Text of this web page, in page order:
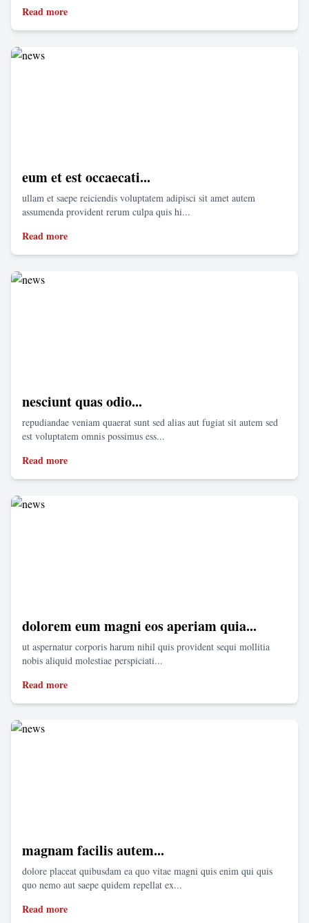
Read more
eum et est occaecati...
ullam et saepe reiciendis voluptatem adipisci sit amet autem
assumenda provident rerum culpa quis hi...
Read more
nesciunt quas odio...
repudiandae veniam quaerat sunt sed alias aut fugiat sit autem sed
est voluptatem omnis possimus ess...
Read more
dolorem eum magni eos aperiam quia...
ut aspernatur corporis harum nihil quis provident sequi mollitia
nobis aliquid molestiae perspiciati...
Read more
magnam facilis autem...
dolore placeat quibusdam ea quo vitae magni quis enim qui quis
quo nemo aut saepe quidem repellat ex...
Read more